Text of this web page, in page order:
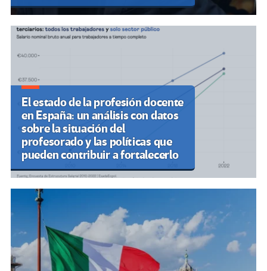
El estado de la profesión docente
en España: un análisis con datos
sobre la situación del
profesorado y las políticas que
pueden contribuir a fortalecerlo